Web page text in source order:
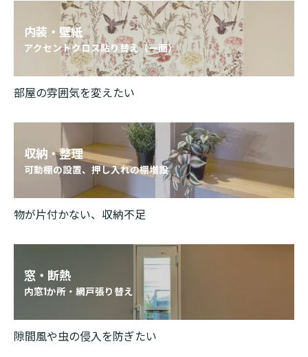
内装・壁紙
アクセントクロス貼り替え（一面）
部屋の雰囲気を変えたい
収納・整理
可動棚の設置、押し入れの棚増設
物が片付かない、収納不足
窓・断熱
内窓1か所・網戸張り替え
隙間風や虫の侵入を防ぎたい